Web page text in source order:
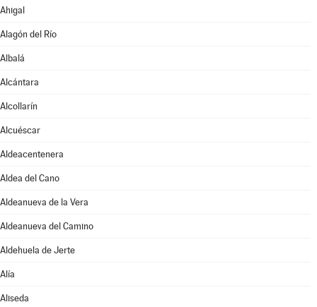
Ahigal
Alagón del Río
Albalá
Alcántara
Alcollarín
Alcuéscar
Aldeacentenera
Aldea del Cano
Aldeanueva de la Vera
Aldeanueva del Camino
Aldehuela de Jerte
Alía
Aliseda